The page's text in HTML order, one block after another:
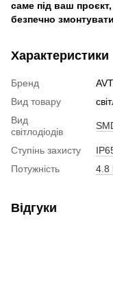
саме під ваш
безпечно
Характеристики
Бренд
AVT
Вид товару
Вид
світлодіодів
Ступінь захисту
Потужність
4.8
Відгуки